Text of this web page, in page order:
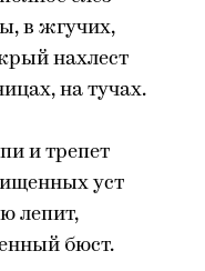
в жгучих,
нахлест
на тучах.
и трепет
уст
лепит,
бюст.